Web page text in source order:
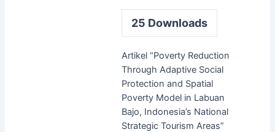
25 Downloads
Artikel “Poverty Reduction
Through Adaptive Social
Protection and Spatial
Poverty Model in Labuan
Bajo, Indonesia’s National
Strategic Tourism Areas”